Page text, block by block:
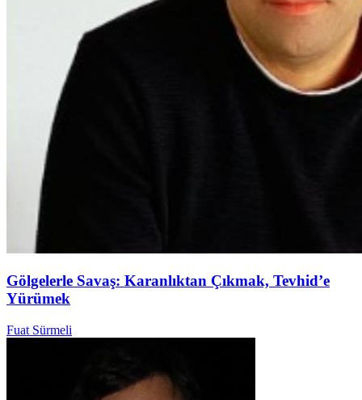
Gölgelerle Savaş: Karanlıktan Çıkmak, Tevhid’e
Yürümek
Fuat Sürmeli